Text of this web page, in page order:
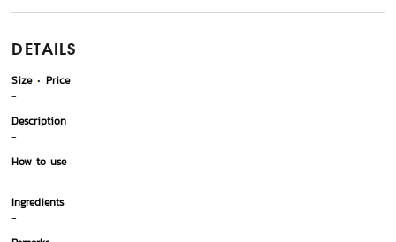
DETAILS
Size
Price
-
Description
-
How to use
-
Ingredients
-